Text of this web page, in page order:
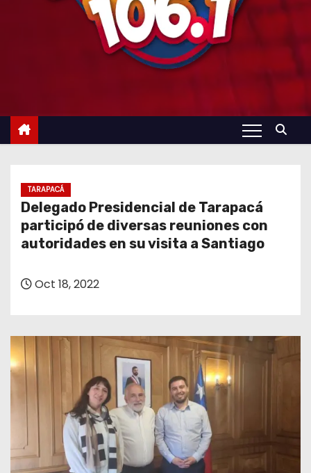
TARAPACÁ
Delegado Presidencial de Tarapacá
participó de diversas reuniones con
autoridades en su visita a Santiago
Oct 18, 2022